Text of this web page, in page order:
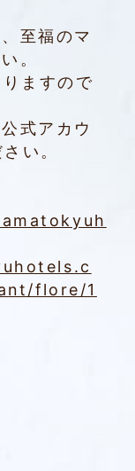
至福のマ
。
ますので
式アカウ
い。
flore/1